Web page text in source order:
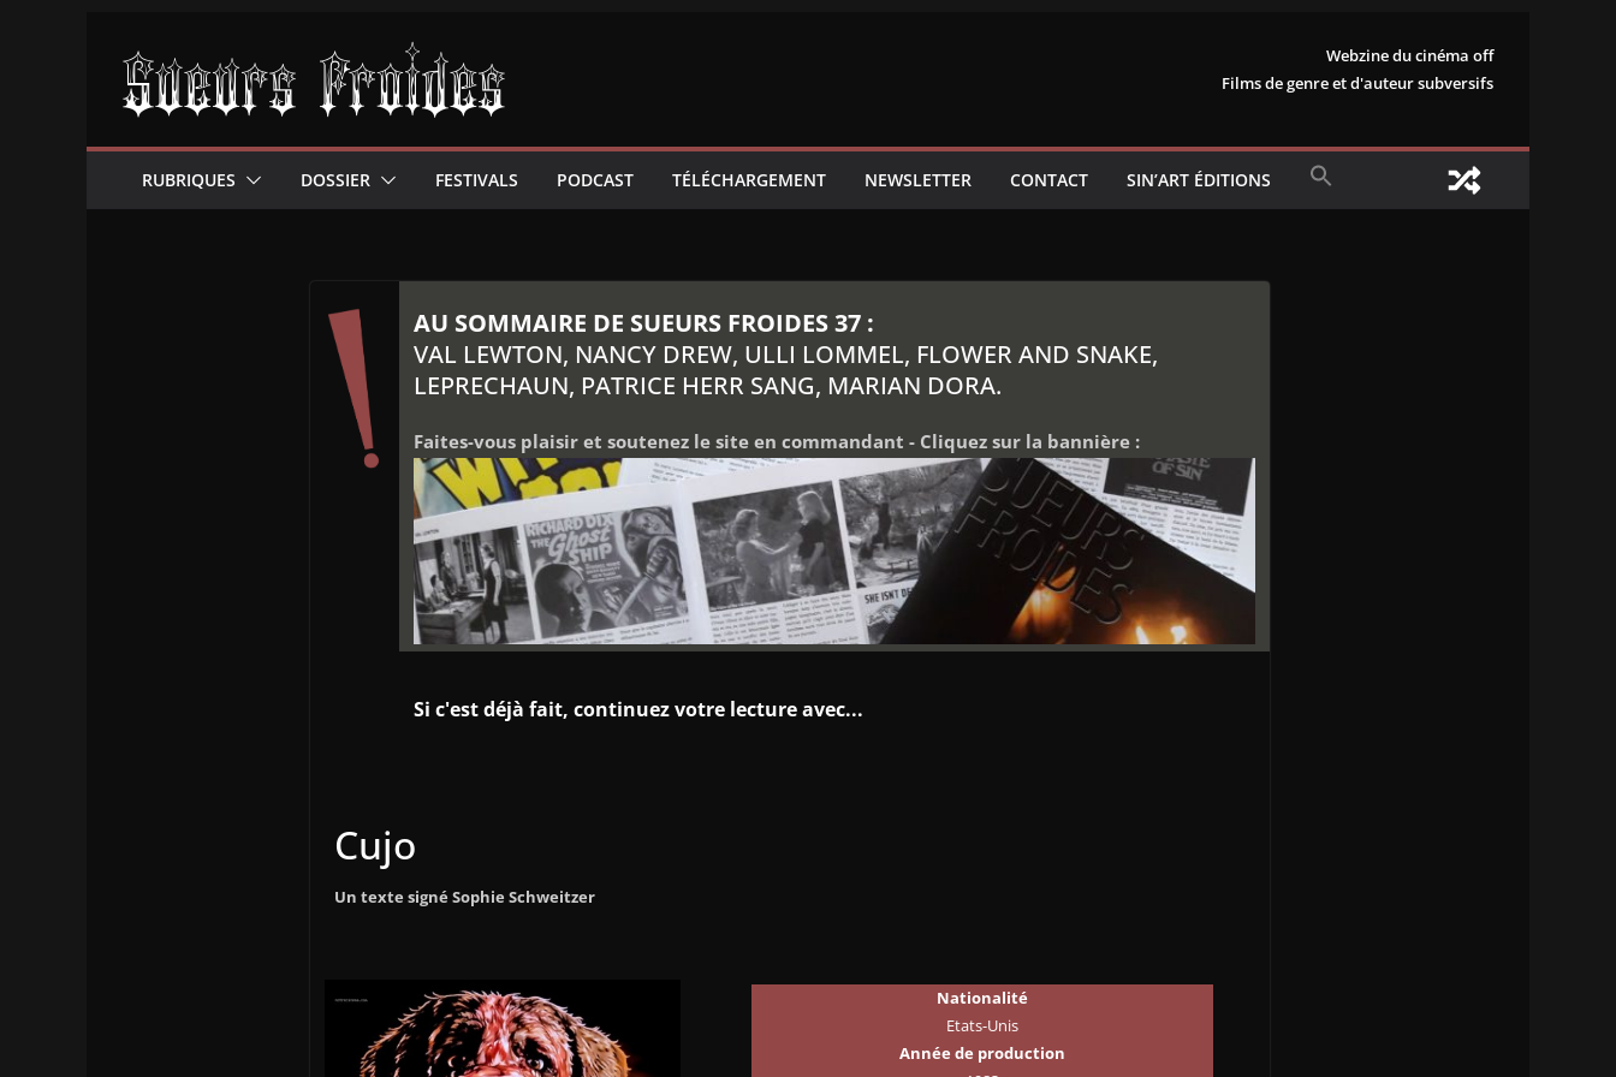
contenu
Webzine du cinéma off
Films de genre et d'auteur subversifs
RUBRIQUES DOSSIER FESTIVALS PODCAST TÉLÉCHARGEMENT NEWSLETTER CONTACT SIN’ART ÉDITIONS
AU SOMMAIRE DE SUEURS FROIDES 37 :
VAL LEWTON, NANCY DREW, ULLI LOMMEL, FLOWER AND SNAKE,
LEPRECHAUN, PATRICE HERR SANG, MARIAN DORA.
Faites-vous plaisir et soutenez le site en commandant - Cliquez sur la bannière :
Si c'est déjà fait, continuez votre lecture avec...
Cujo
Un texte signé Sophie Schweitzer
Nationalité
Etats-Unis
Année de production